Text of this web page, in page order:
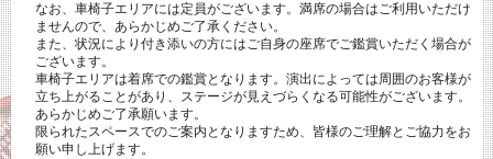
なお、車椅子エリアには定員がございます。満席の場合はご利用いただけ
ませんので、あらかじめご了承ください。
また、状況により付き添いの方にはご自身の座席でご鑑賞いただく場合が
ございます。
車椅子エリアは着席での鑑賞となります。演出によっては周囲のお客様が
立ち上がることがあり、ステージが見えづらくなる可能性がございます。
あらかじめご了承願います。
限られたスペースでのご案内となりますため、皆様のご理解とご協力をお
願い申し上げます。